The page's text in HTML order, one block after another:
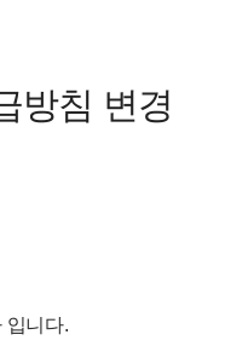
방침 변경
입니다.